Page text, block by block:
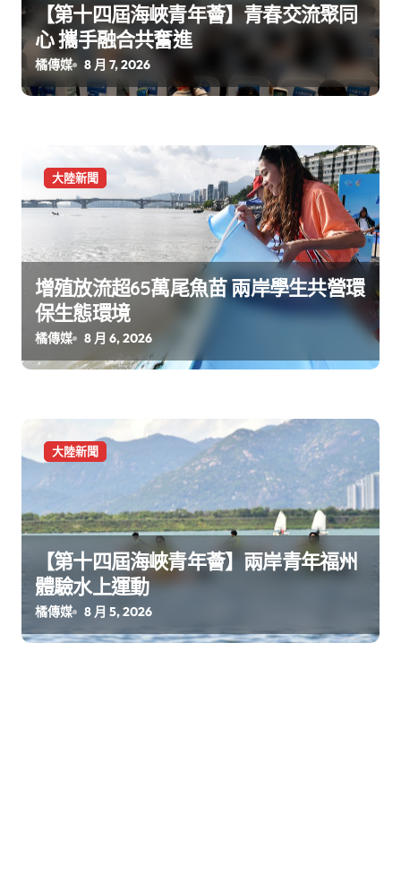
【第十四屆海峽青年薈】青春交流聚同
心 攜手融合共奮進
橘傳媒 8 月 7, 2026
大陸新聞
增殖放流超65萬尾魚苗 兩岸學生共營環
保生態環境
橘傳媒 8 月 6, 2026
大陸新聞
【第十四屆海峽青年薈】兩岸青年福州
體驗水上運動
橘傳媒 8 月 5, 2026